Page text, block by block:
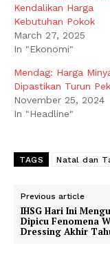
Kendalikan Harga
Kebutuhan Pokok
March 27, 2025
In "Ekonomi"
Mendag: Harga
Dipastikan Turun
November 25, 2024
In "Headline"
TAGS Natal dan
Previous article
IHSG Hari Ini
Dipicu Fenomena
Dressing Akhir